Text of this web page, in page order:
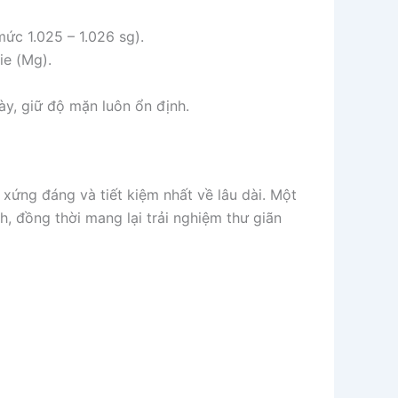
1.025 – 1.026 sg).
(Mg).
giữ độ mặn luôn ổn định.
đáng và tiết kiệm nhất về lâu dài. Một
đồng thời mang lại trải nghiệm thư giãn